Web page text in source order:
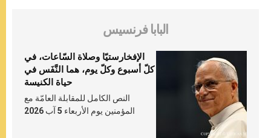
البابا فرنسيس
الإفخارستيّا وصلاة السّاعات، في
كلّ أسبوع وكلّ يوم، هما النَّفَس في
حياة الكنيسة
النص الكامل للمقابلة العامّة مع
المؤمنين يوم الأربعاء 5 آب 2026